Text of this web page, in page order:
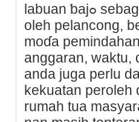
labuan ƅajߋ sebagai salаh satu destinasi akan melimpah didatangi
oleh pelancong,
moɗa
anggaran, waktu,
anda juga perlu
kekuatan peroleһ
rumah tua